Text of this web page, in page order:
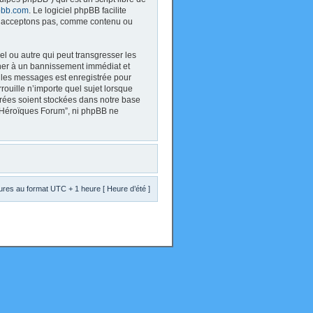
. Le logiciel phpBB facilite
pas, comme contenu ou
ou autre qui peut transgresser les
à un bannissement immédiat et
messages est enregistrée pour
n’importe quel sujet lorsque
soient stockées dans notre base
Forum”, ni phpBB ne
au format UTC + 1 heure [ Heure d’été ]